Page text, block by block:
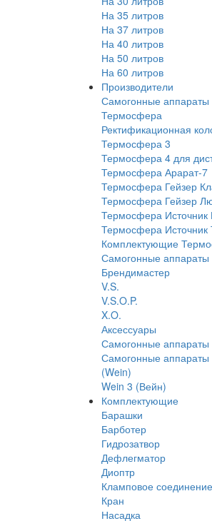
На 35 литров
На 37 литров
На 40 литров
На 50 литров
На 60 литров
Производители
Самогонные аппараты
Термосфера
Ректификационная
Термосфера 3
Термосфера 4 для
Термосфера Арарат-7
Термосфера Гейзер
Термосфера Гейзер
Термосфера Источник
Термосфера Источник
Комплектующие
Самогонные аппараты
Брендимастер
V.S.
V.S.O.P.
X.O.
Аксессуары
Самогонные
Самогонные аппараты
(Wein)
Wein 3 (Вейн)
Комплектующие
Барашки
Барботер
Гидрозатвор
Дефлегматор
Диоптр
Кламповое соединение
Кран
Насадка